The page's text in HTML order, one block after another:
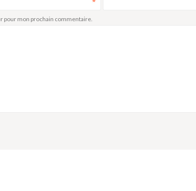
pour mon prochain commentaire.